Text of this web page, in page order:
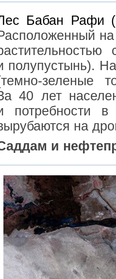
Бабан Рафи
полупустынь).
зеленые
40 лет
потребности
на
и